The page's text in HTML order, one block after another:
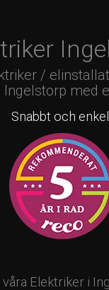
/
Ingelstorp med
Snabbt och
våra Elektriker i